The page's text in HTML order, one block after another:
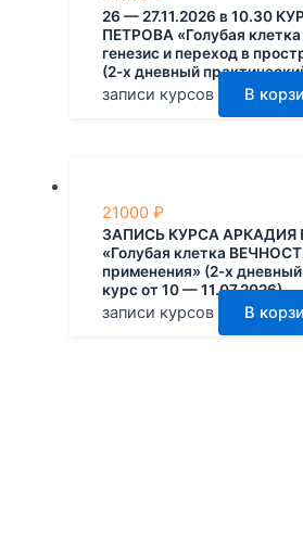
26 — 27.11.2026 в 10.30
ПЕТРОВА «Голубая
генезис и переход в
(2-х дневный
записи курсов В
21000 ₽
ЗАПИСЬ КУРСА АРКАДИЯ
«Голубая клетка
применения» (2-х
курс от 10 — 11.07.2026)
записи курсов В